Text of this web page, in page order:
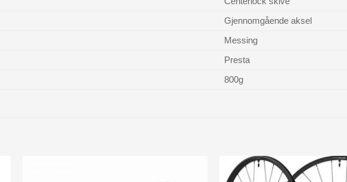
Gjennomgående aksel
Messing
Presta
800g